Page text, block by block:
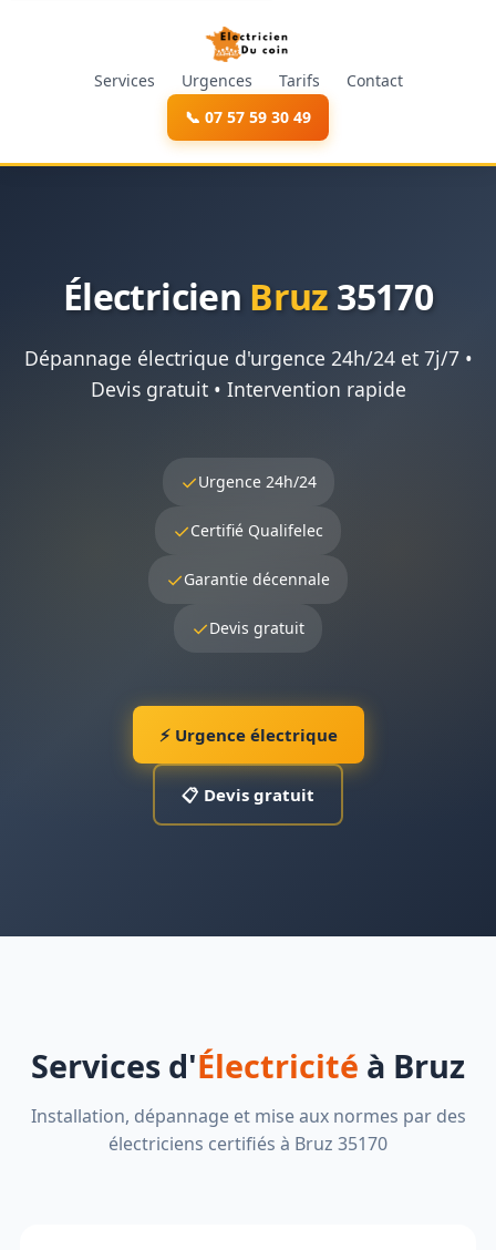
Services Urgences Tarifs
Contact
📞 07 57 59 30 49
Électricien Bruz 35170
Dépannage électrique d'urgence 24h/24 et 7j/7 •
Devis gratuit • Intervention rapide
✓Urgence 24h/24
✓Certifié Qualifelec
✓Garantie décennale
✓Devis gratuit
⚡ Urgence électrique
📋 Devis gratuit
Services d'Électricité à Bruz
Installation, dépannage et mise aux normes par des
électriciens certifiés à Bruz 35170